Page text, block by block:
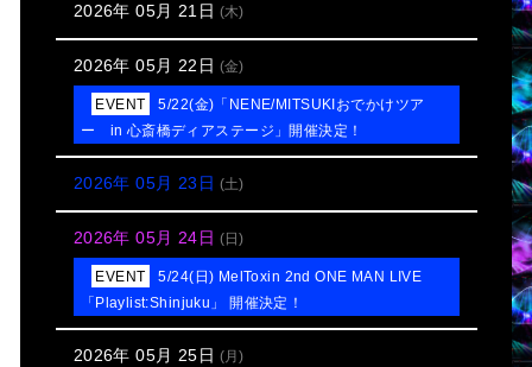
2026年 05月 21日 (木)
2026年 05月 22日 (金)
5/22(金)「NENE/MITSUKIおでかけツア
ー in 心斎橋ディアステージ」開催決定！
2026年 05月 23日 (土)
2026年 05月 24日 (日)
5/24(日) MelToxin 2nd ONE MAN LIVE
「Playlist:Shinjuku」 開催決定！
2026年 05月 25日 (月)